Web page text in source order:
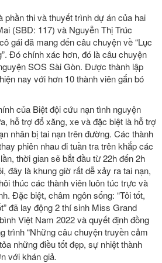
phần thi và thuyết trình dự án của hai
(SBD: 117) và Nguyễn Thị Trúc
gái đã mang đến câu chuyện về “Lục
Đó chính xác hơn, đó là câu chuyện
SOS Sài Gòn. Được thành lập
nay với hơn 10 thành viên gắn bó
của Biệt đội cứu nạn tình nguyện
hỗ trợ đổ xăng, xe và đặc biệt là hỗ trợ
nhân bị tai nạn trên đường. Các thành
phiên nhau đi tuần tra trên khắp các
thời gian sẽ bắt đầu từ 22h đến 2h
đây là khung giờ rất dễ xảy ra tai nạn,
thúc các thành viên luôn túc trực và
Đặc biệt, châm ngôn sống: “Tôi tốt,
đã lay động 2 thí sinh Miss Grand
Việt Nam 2022 và quyết định đồng
trình “Những câu chuyện truyền cảm
những điều tốt đẹp, sự nhiệt thành
với khán giả.